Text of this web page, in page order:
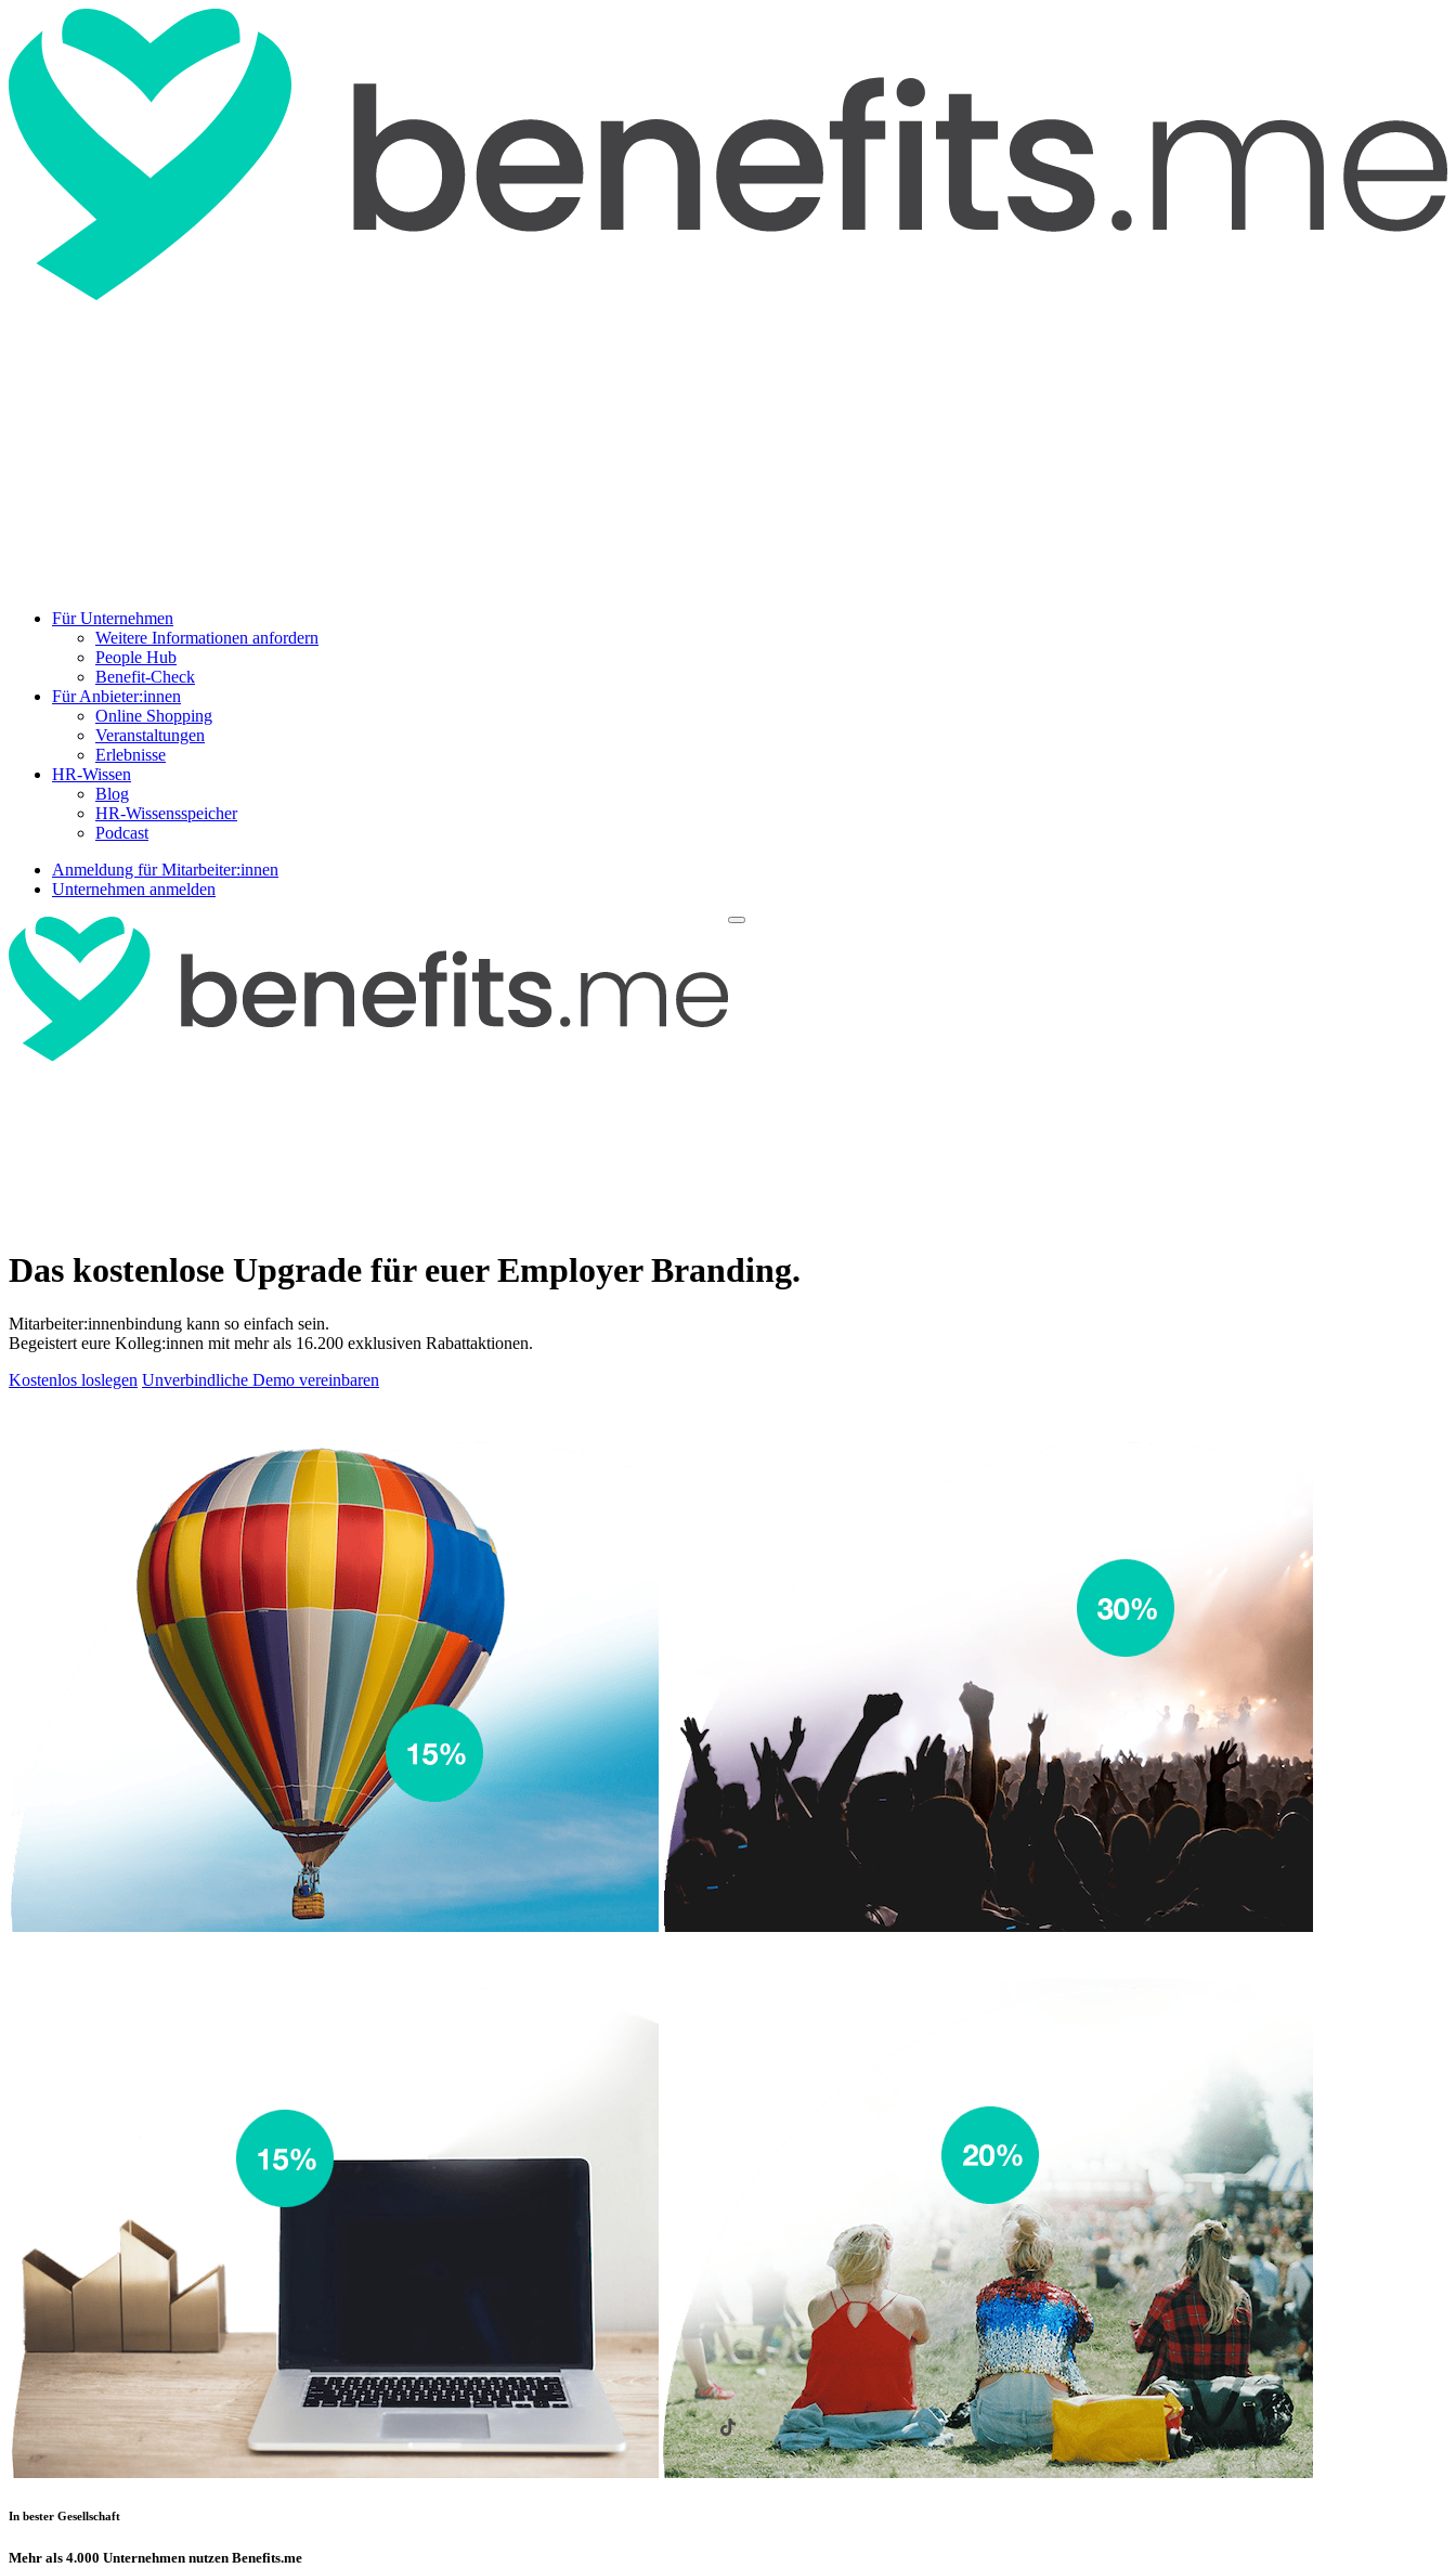
Für Unternehmen
Weitere Informationen anfordern
People Hub
Benefit-Check
Für Anbieter:innen
Online Shopping
Veranstaltungen
Erlebnisse
HR-Wissen
Blog
HR-Wissensspeicher
Podcast
Anmeldung für Mitarbeiter:innen
Unternehmen anmelden
Das kostenlose Upgrade für euer Employer Branding.
Mitarbeiter:innenbindung kann so einfach sein.
Begeistert eure Kolleg:innen mit mehr als 16.200 exklusiven Rabattaktionen.
Kostenlos loslegen Unverbindliche Demo vereinbaren
In bester Gesellschaft
Mehr als 4.000 Unternehmen nutzen Benefits.me